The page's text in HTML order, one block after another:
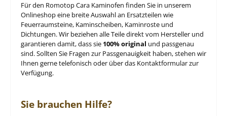
Für den Romotop Cara Kaminofen finden Sie in unserem
Onlineshop eine breite Auswahl an Ersatzteilen wie
Feuerraumsteine, Kaminscheiben, Kaminroste und
Dichtungen. Wir beziehen alle Teile direkt vom Hersteller und
garantieren damit, dass sie 100% original und passgenau
sind. Sollten Sie Fragen zur Passgenauigkeit haben, stehen wir
Ihnen gerne telefonisch oder über das Kontaktformular zur
Verfügung.
Sie brauchen Hilfe?